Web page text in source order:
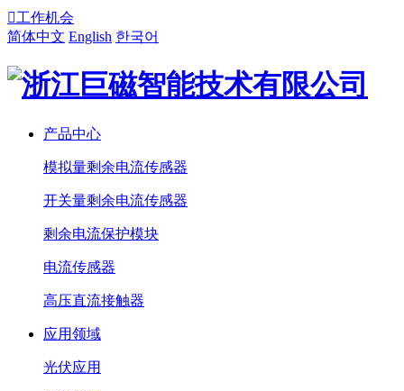
工作机会
简体中文 English 한국어
产品中心
模拟量剩余电流传感器
开关量剩余电流传感器
剩余电流保护模块
电流传感器
高压直流接触器
应用领域
光伏应用